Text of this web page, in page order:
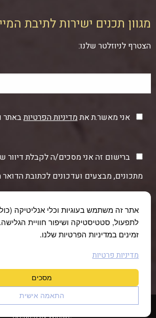
מגוון תכנים ישירות לתיבת
הצטרף לניוזלטר שלנו:
אני מאשר.ת אתמדיניות הפרטיותבאתר
ברישום זה אני מסכים/ה לקבלת דיוור
מתכונים, מבצעים ועדכונים לכתובת הדואר
© כל הזכויות שמורות לחוות תקוע 2026 | הצהרת
אתר זה משתמש בעוגיות וכלי אנליטיקה
לתפעול, סטטיסטיקה ושיפור חוויית
זמינים במדיניות הפרטיות שלנו.
מדיניות פרטיות
מסכים
התאמה אישית